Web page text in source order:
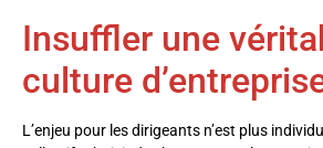
Insuffler une
culture
L’enjeu pour les dirigeants n’est plus